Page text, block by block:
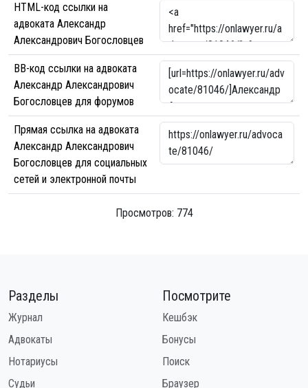
HTML-код ссылки на
адвоката Александр
Александрович Богословцев
BB-код ссылки на адвоката
Александр Александрович
Богословцев для форумов
Прямая ссылка на адвоката
Александр Александрович
Богословцев для социальных
сетей и электронной почты
Просмотров: 774
Разделы
Журнал
Адвокаты
Нотариусы
Судьи
Посмотрите
Кешбэк
Бонусы
Поиск
Браузер